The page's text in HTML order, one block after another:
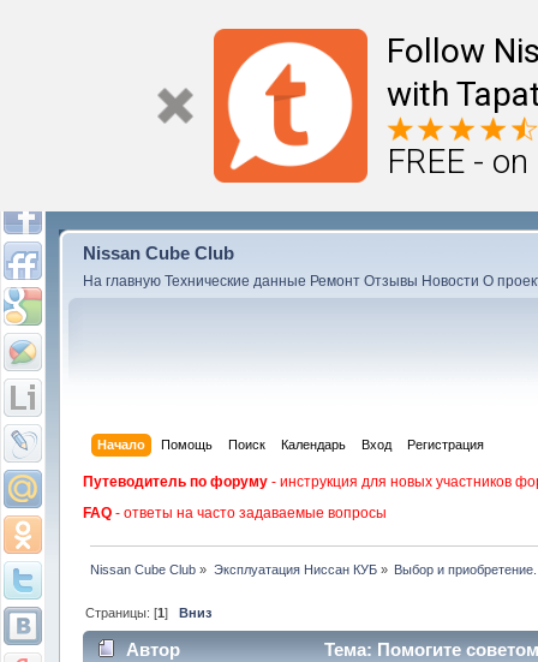
Follow
with
FREE -
Nissan Cube Club
На главную Технические данные Ремонт Отзывы Новости О
Начало Помощь Поиск Календарь Вход Регистрация
Путеводитель по форуму - инструкция для новых участников
FAQ - ответы на часто задаваемые вопросы
Nissan Cube Club » Эксплуатация Ниссан КУБ» Выбор и приобретение.
Страницы: [1]Вниз
Автор Тема: Помогите